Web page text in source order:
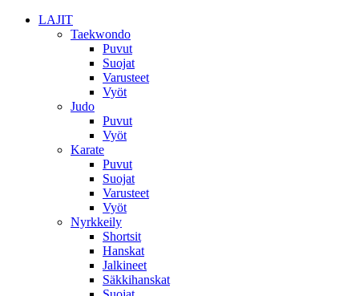
LAJIT
Taekwondo
Puvut
Suojat
Varusteet
Vyöt
Judo
Puvut
Vyöt
Karate
Puvut
Suojat
Varusteet
Vyöt
Nyrkkeily
Shortsit
Hanskat
Jalkineet
Säkkihanskat